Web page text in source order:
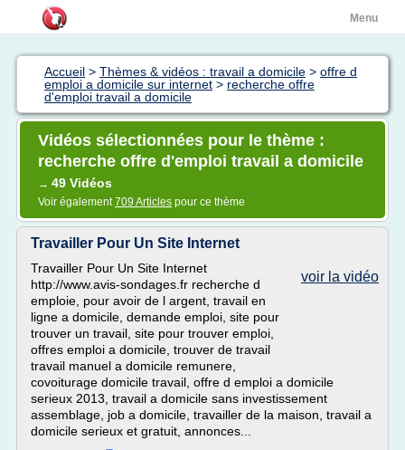
Menu
Accueil > Thèmes & vidéos : travail a domicile > offre d
emploi a domicile sur internet > recherche offre
d'emploi travail a domicile
Vidéos sélectionnées pour le thème :
recherche offre d'emploi travail a domicile
→ 49 Vidéos
Voir également709 Articles pour ce thème
Travailler Pour Un Site Internet
voir la vidéo
Travailler Pour Un Site Internet
http://www.avis-sondages.fr recherche d
emploie, pour avoir de l argent, travail en
ligne a domicile, demande emploi, site pour
trouver un travail, site pour trouver emploi,
offres emploi a domicile, trouver de travail
travail manuel a domicile remunere,
covoiturage domicile travail, offre d emploi a domicile
serieux 2013, travail a domicile sans investissement
assemblage, job a domicile, travailler de la maison, travail a
domicile serieux et gratuit, annonces...